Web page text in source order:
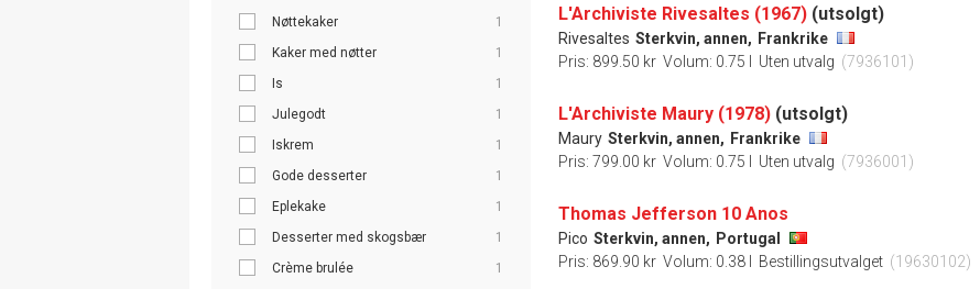
Nøttekaker
1
Kaker med nøtter
1
Is
1
Julegodt
1
Iskrem
1
Gode desserter
1
Eplekake
1
Desserter med skogsbær
1
Crème brulée
1
L'Archiviste Rivesaltes (1967) (utsolgt)
Rivesaltes Sterkvin, annen, Frankrike
Pris: 899.50 kr Volum: 0.75 l Uten utvalg (7936101)
L'Archiviste Maury (1978) (utsolgt)
Maury Sterkvin, annen, Frankrike
Pris: 799.00 kr Volum: 0.75 l Uten utvalg (7936001)
Thomas Jefferson 10 Anos
Pico Sterkvin, annen, Portugal
Pris: 869.90 kr Volum: 0.38 l Bestillingsutvalget (19630102)